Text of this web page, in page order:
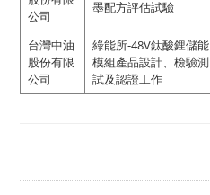
公司
墨配方評估試驗
台灣中油
股份有限
公司
綠能所-48V鈦酸鋰儲能
模組產品設計、檢驗測
試及認證工作